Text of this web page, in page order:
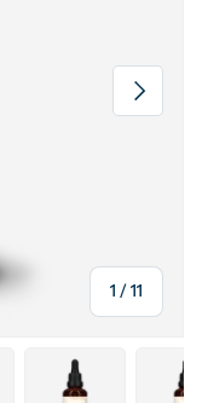
1 /van
11
Volgende
weergave
10 in gallerij-
Laad afbeelding
Laad